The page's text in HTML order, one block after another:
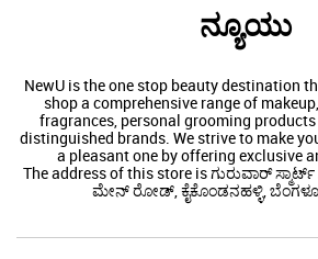
ನ್ಯೂಯು
NewU is the one stop beauty destination
shop a comprehensive range of
fragrances, personal grooming
distinguished brands. We strive to make
a pleasant one by offering exclusive
The address of this store is ಗುರುವಾರ್
ಮೇನ್ ರೋಡ್, ಕೈಕೊಂಡನಹಳ್ಳಿ,